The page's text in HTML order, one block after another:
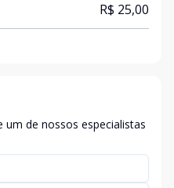
R$ 25,00
um de nossos especialistas